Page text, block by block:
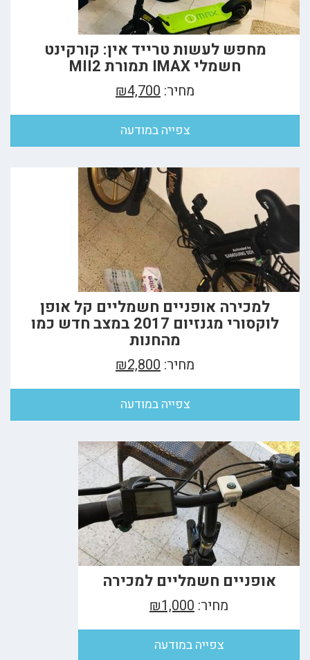
מחפש לעשות טרייד אין: קורקינט
חשמלי IMAX תמורת MII2
מחיר:₪4,700
צפייה במודעה
למכירה אופניים חשמליים קל אופן
לוקסורי מגנזיום 2017 במצב חדש כמו
מהחנות
מחיר:₪2,800
צפייה במודעה
אופניים חשמליים למכירה
מחיר:₪1,000
צפייה במודעה